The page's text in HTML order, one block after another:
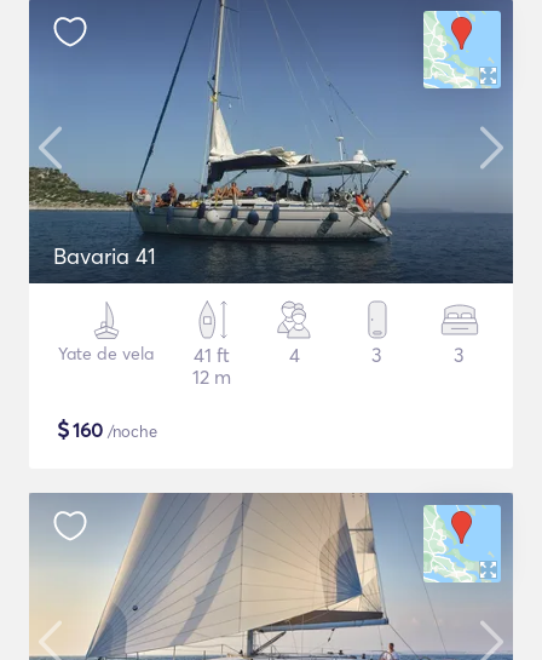
Bavaria 41
Yate de vela
41 ft
12 m
4 3 3
$160 /noche